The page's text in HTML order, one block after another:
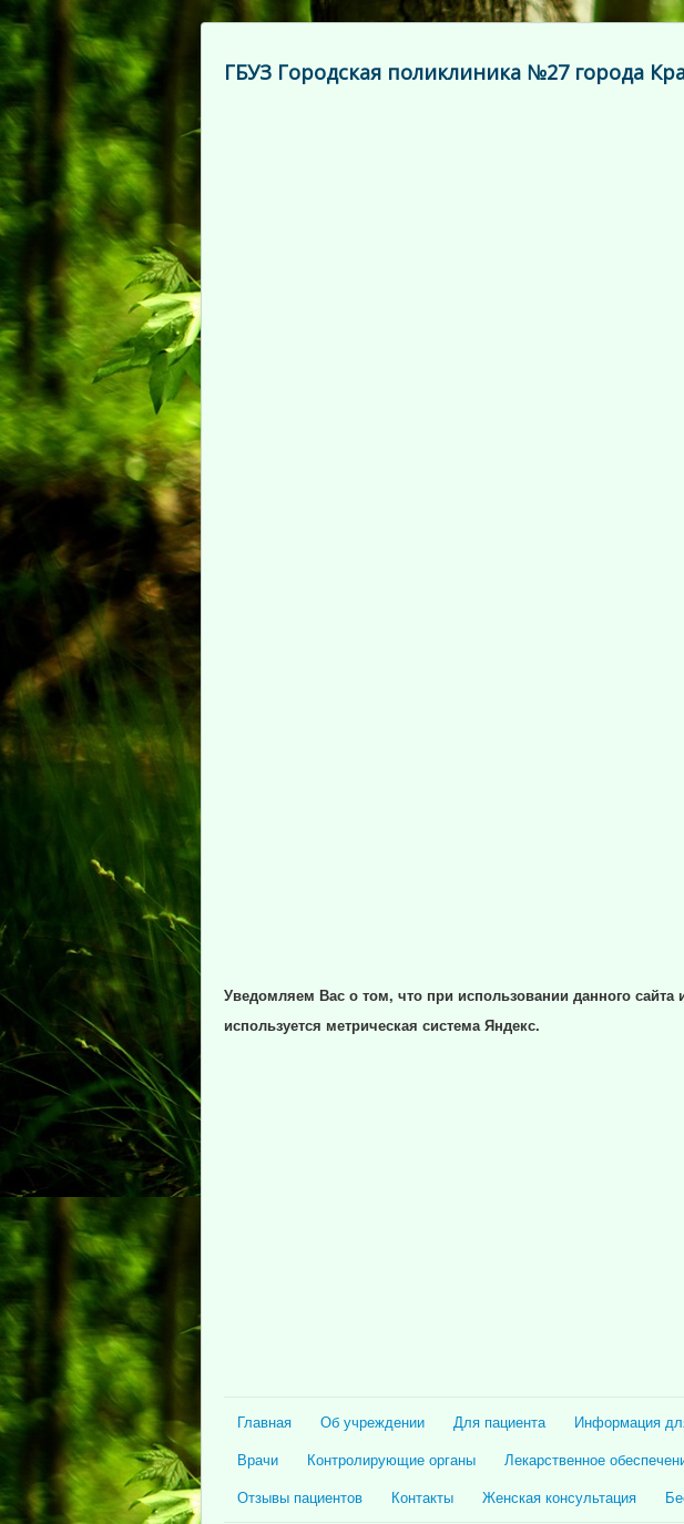
ГБУЗ Городская поликлиника №27 города
Уведомляем Вас о том, что при использовании данного сайта
используется метрическая система Яндекс.
Главная Об учреждении Для пациента Информация
Врачи
Контролирующие органы Лекарственное
Отзывы пациентов
Контакты Женская консультация